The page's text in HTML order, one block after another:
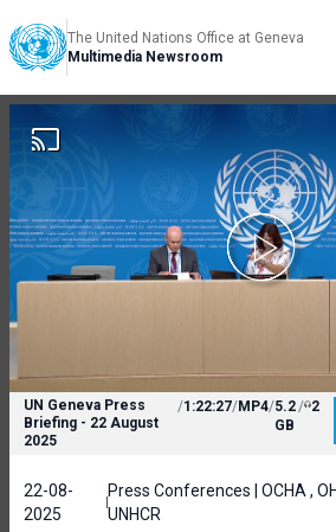
The United Nations Office at Geneva
Multimedia Newsroom
UN Geneva Press
Briefing - 22 August
2025
/1:22:27/MP4/5.2
GB
/ 2
22-08-
2025
Press Conferences | OCHA ,
UNHCR